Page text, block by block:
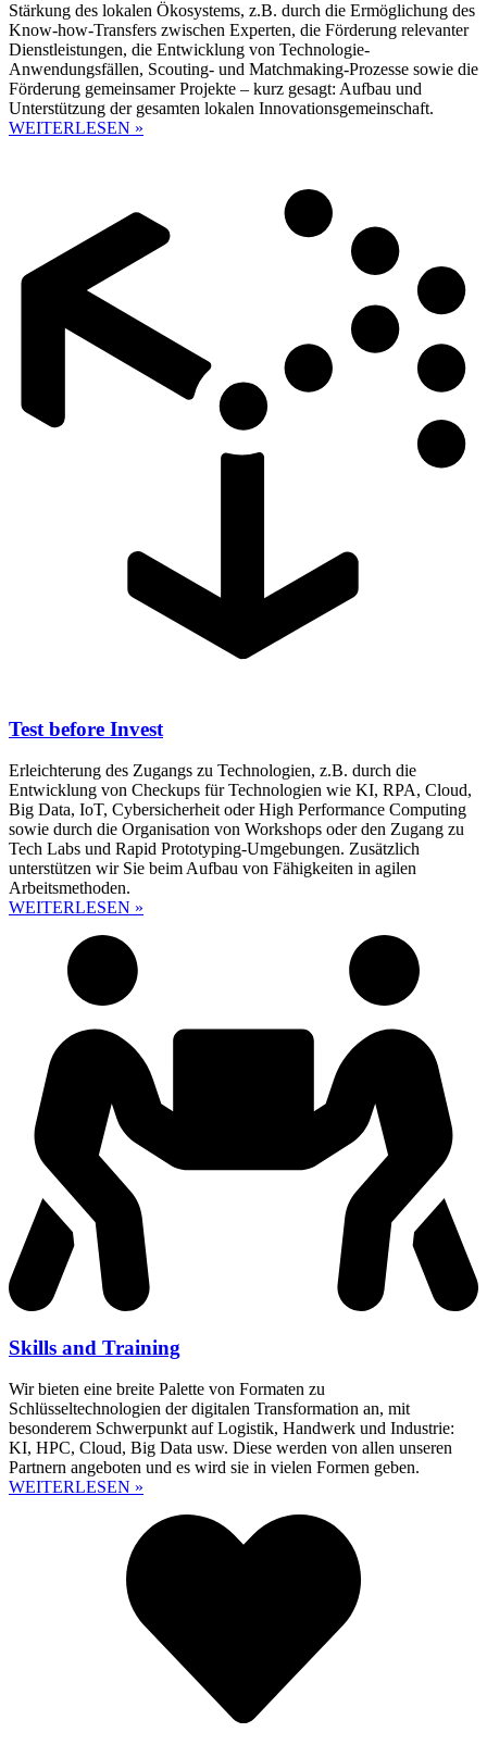
Stärkung des lokalen Ökosystems, z.B. durch die Ermöglichung des
Know-how-Transfers zwischen Experten, die Förderung relevanter
Dienstleistungen, die Entwicklung von Technologie-
Anwendungsfällen, Scouting- und Matchmaking-Prozesse sowie die
Förderung gemeinsamer Projekte – kurz gesagt: Aufbau und
Unterstützung der gesamten lokalen Innovationsgemeinschaft.
WEITERLESEN »
Test before Invest
Erleichterung des Zugangs zu Technologien, z.B. durch die
Entwicklung von Checkups für Technologien wie KI, RPA, Cloud,
Big Data, IoT, Cybersicherheit oder High Performance Computing
sowie durch die Organisation von Workshops oder den Zugang zu
Tech Labs und Rapid Prototyping-Umgebungen. Zusätzlich
unterstützen wir Sie beim Aufbau von Fähigkeiten in agilen
Arbeitsmethoden.
WEITERLESEN »
Skills and Training
Wir bieten eine breite Palette von Formaten zu
Schlüsseltechnologien der digitalen Transformation an, mit
besonderem Schwerpunkt auf Logistik, Handwerk und Industrie:
KI, HPC, Cloud, Big Data usw. Diese werden von allen unseren
Partnern angeboten und es wird sie in vielen Formen geben.
WEITERLESEN »